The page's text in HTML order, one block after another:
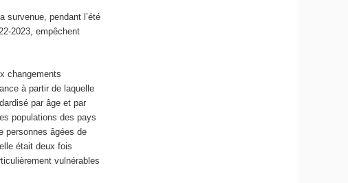
survenue, pendant l’été
2023, empêchent
changements
à partir de laquelle
par âge et par
populations des pays
personnes âgées de
était deux fois
vulnérables